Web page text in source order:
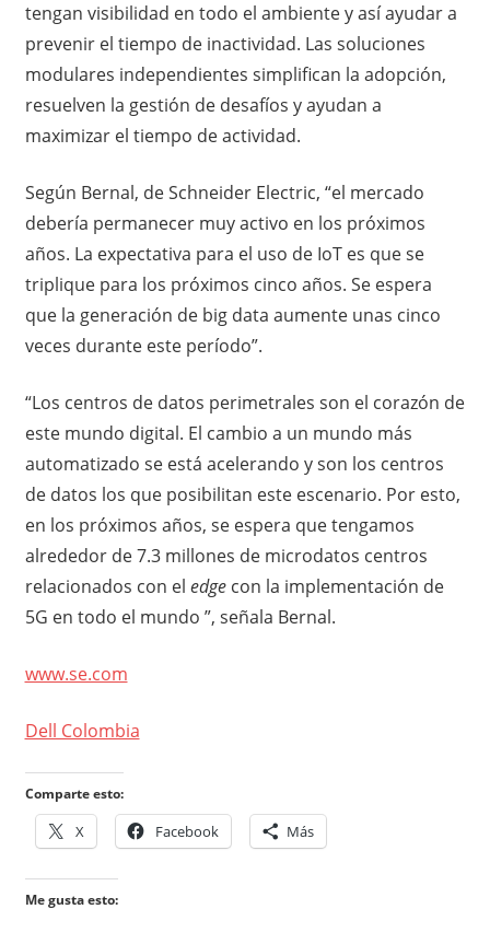
tengan visibilidad en todo el ambiente y así ayudar a
prevenir el tiempo de inactividad. Las soluciones
modulares independientes simplifican la adopción,
resuelven la gestión de desafíos y ayudan a
maximizar el tiempo de actividad.
Según Bernal, de Schneider Electric, “el mercado
debería permanecer muy activo en los próximos
años. La expectativa para el uso de IoT es que se
triplique para los próximos cinco años. Se espera
que la generación de big data aumente unas cinco
veces durante este período”.
“Los centros de datos perimetrales son el corazón de
este mundo digital. El cambio a un mundo más
automatizado se está acelerando y son los centros
de datos los que posibilitan este escenario. Por esto,
en los próximos años, se espera que tengamos
alrededor de 7.3 millones de microdatos centros
relacionados con el edge con la implementación de
5G en todo el mundo ”, señala Bernal.
www.se.com
Dell Colombia
Comparte esto:
X Facebook Más
Me gusta esto: